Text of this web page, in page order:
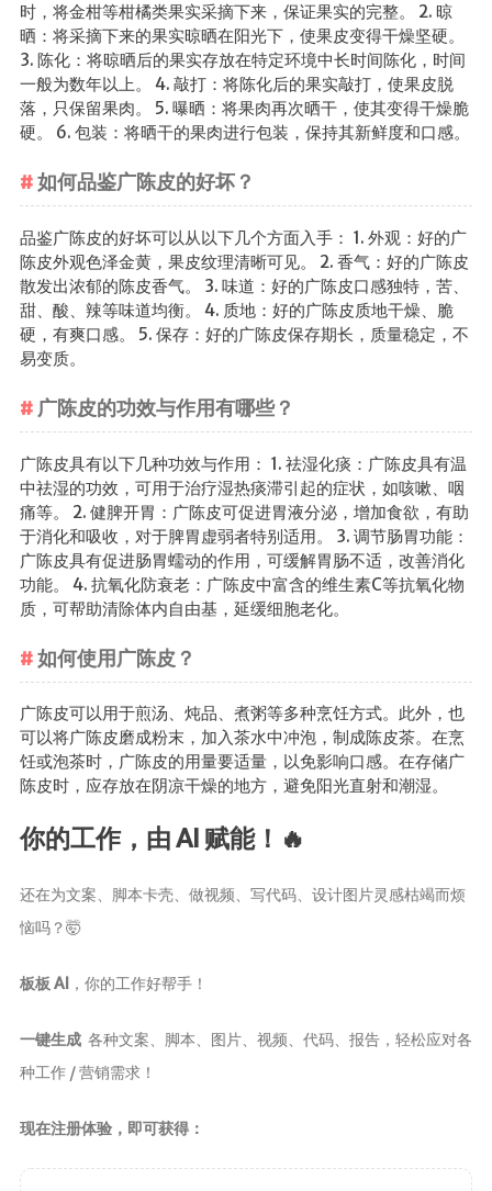
时，将金柑等柑橘类果实采摘下来，保证果实的完整。 2. 晾
晒：将采摘下来的果实晾晒在阳光下，使果皮变得干燥坚硬。
3. 陈化：将晾晒后的果实存放在特定环境中长时间陈化，时间
一般为数年以上。 4. 敲打：将陈化后的果实敲打，使果皮脱
落，只保留果肉。 5. 曝晒：将果肉再次晒干，使其变得干燥脆
硬。 6. 包装：将晒干的果肉进行包装，保持其新鲜度和口感。
如何品鉴广陈皮的好坏？
品鉴广陈皮的好坏可以从以下几个方面入手： 1. 外观：好的广
陈皮外观色泽金黄，果皮纹理清晰可见。 2. 香气：好的广陈皮
散发出浓郁的陈皮香气。 3. 味道：好的广陈皮口感独特，苦、
甜、酸、辣等味道均衡。 4. 质地：好的广陈皮质地干燥、脆
硬，有爽口感。 5. 保存：好的广陈皮保存期长，质量稳定，不
易变质。
广陈皮的功效与作用有哪些？
广陈皮具有以下几种功效与作用： 1. 祛湿化痰：广陈皮具有温
中祛湿的功效，可用于治疗湿热痰滞引起的症状，如咳嗽、咽
痛等。 2. 健脾开胃：广陈皮可促进胃液分泌，增加食欲，有助
于消化和吸收，对于脾胃虚弱者特别适用。 3. 调节肠胃功能：
广陈皮具有促进肠胃蠕动的作用，可缓解胃肠不适，改善消化
功能。 4. 抗氧化防衰老：广陈皮中富含的维生素C等抗氧化物
质，可帮助清除体内自由基，延缓细胞老化。
如何使用广陈皮？
广陈皮可以用于煎汤、炖品、煮粥等多种烹饪方式。此外，也
可以将广陈皮磨成粉末，加入茶水中冲泡，制成陈皮茶。在烹
饪或泡茶时，广陈皮的用量要适量，以免影响口感。在存储广
陈皮时，应存放在阴凉干燥的地方，避免阳光直射和潮湿。
你的工作，由 AI 赋能！🔥
还在为文案、脚本卡壳、做视频、写代码、设计图片灵感枯竭而烦
恼吗？🤯
板板 AI ，你的工作好帮手！
一键生成 各种文案、脚本、图片、视频、代码、报告，轻松应对各
种工作 / 营销需求！
现在注册体验，即可获得：
茶叶行业动
态
健康养生
中药养生
治疗脱发